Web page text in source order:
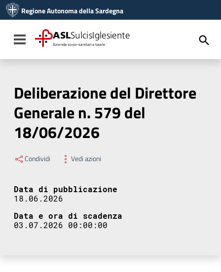
Vai al menu di navigazione
Vai al footer
Regione Autonoma della Sardegna
Toggle navigation
ASLSulcisIglesiente
Azienda socio-sanitaria locale
Deliberazione del Direttore
Generale n. 579 del
18/06/2026
Condividi Vedi azioni
Data di pubblicazione
18.06.2026
Data e ora di scadenza
03.07.2026 00:00:00